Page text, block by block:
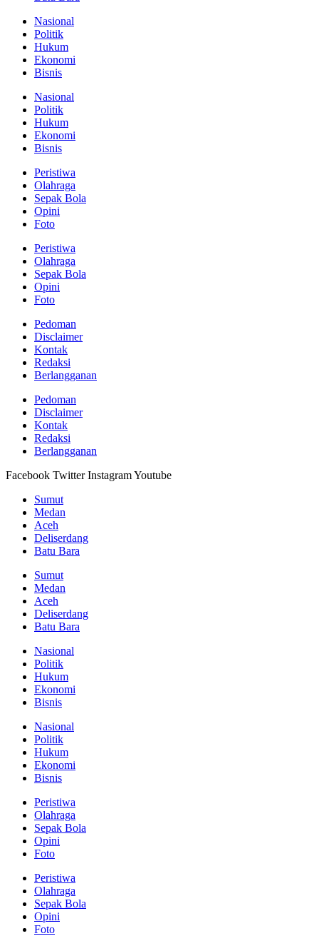
Nasional
Politik
Hukum
Ekonomi
Bisnis
Nasional
Politik
Hukum
Ekonomi
Bisnis
Peristiwa
Olahraga
Sepak Bola
Opini
Foto
Peristiwa
Olahraga
Sepak Bola
Opini
Foto
Pedoman
Disclaimer
Kontak
Redaksi
Berlangganan
Pedoman
Disclaimer
Kontak
Redaksi
Berlangganan
Facebook Twitter InstagramYoutube
Sumut
Medan
Aceh
Deliserdang
Batu Bara
Sumut
Medan
Aceh
Deliserdang
Batu Bara
Nasional
Politik
Hukum
Ekonomi
Bisnis
Nasional
Politik
Hukum
Ekonomi
Bisnis
Peristiwa
Olahraga
Sepak Bola
Opini
Foto
Peristiwa
Olahraga
Sepak Bola
Opini
Foto